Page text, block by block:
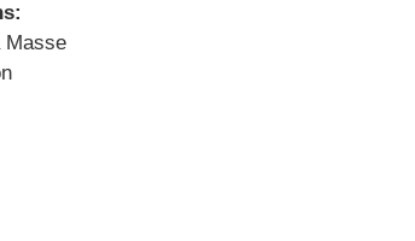
Masse